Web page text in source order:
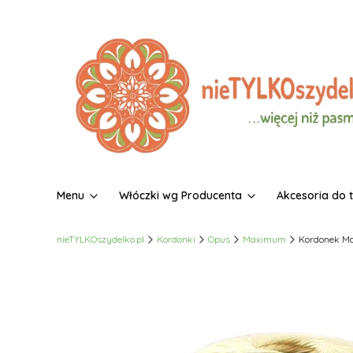
Menu Włóczki wg Producenta Akcesoria do
nieTYLKOszydelko.pl Kordonki Opus Maximum Kordonek